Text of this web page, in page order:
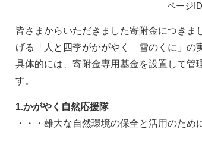
ページ
皆さまからいただきました寄附金につき
げる「人と四季がかがやく 雪のくに」の
具体的には、寄附金専用基金を設置して
す。
1.かがやく自然応援隊
・・・雄大な自然環境の保全と活用のため